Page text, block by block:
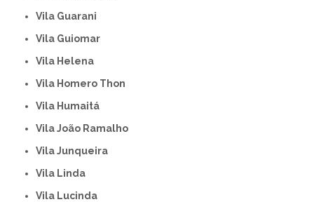
Vila Guarani
Vila Guiomar
Vila Helena
Vila Homero Thon
Vila Humaitá
Vila João Ramalho
Vila Junqueira
Vila Linda
Vila Lucinda